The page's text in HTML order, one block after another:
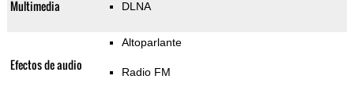
Multimedia
DLNA
Efectos de audio
Altoparlante
Radio FM